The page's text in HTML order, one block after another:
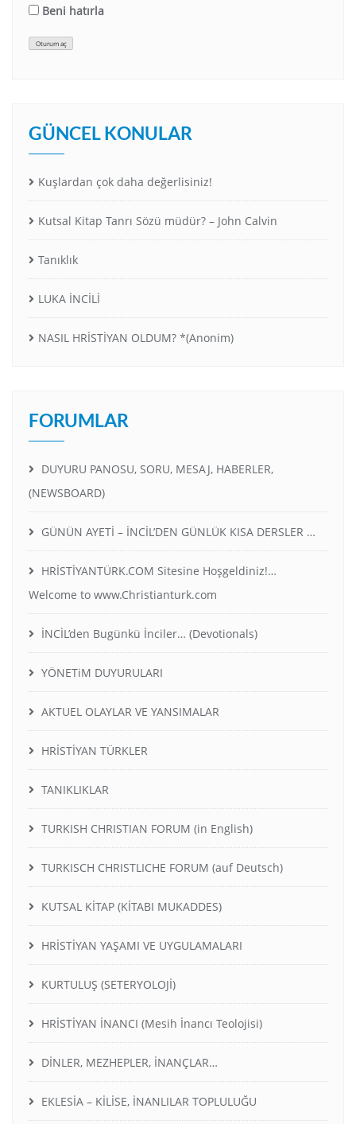
Beni hatırla
Oturum aç
GÜNCEL KONULAR
Kuşlardan çok daha değerlisiniz!
Kutsal Kitap Tanrı Sözü müdür? – John Calvin
Tanıklık
LUKA İNCİLİ
NASIL HRİSTİYAN OLDUM? *(Anonim)
FORUMLAR
DUYURU PANOSU, SORU, MESAJ, HABERLER,
(NEWSBOARD)
GÜNÜN AYETİ – İNCİL’DEN GÜNLÜK KISA DERSLER …
HRİSTİYANTÜRK.COM Sitesine Hoşgeldiniz!…
Welcome to www.Christianturk.com
İNCİL’den Bugünkü İnciler… (Devotionals)
YÖNETiM DUYURULARI
AKTUEL OLAYLAR VE YANSIMALAR
HRİSTİYAN TÜRKLER
TANIKLIKLAR
TURKISH CHRISTIAN FORUM (in English)
TURKISCH CHRISTLICHE FORUM (auf Deutsch)
KUTSAL KİTAP (KİTABI MUKADDES)
HRİSTİYAN YAŞAMI VE UYGULAMALARI
KURTULUŞ (SETERYOLOJİ)
HRİSTİYAN İNANCI (Mesih İnancı Teolojisi)
DİNLER, MEZHEPLER, İNANÇLAR…
EKLESİA – KİLİSE, İNANLILAR TOPLULUĞU